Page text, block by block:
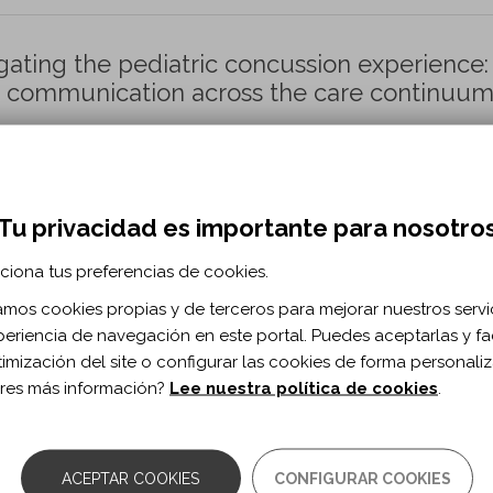
the pediatric concussion experience:
across the care
P, Ratcliffe J, Hall A, Gioia GA, Jain S, Sathian U, Simon
n. 4
nre220220
disorders of consciousness: A voxel-
A, Bruno MA, Gosseries O, Laureys S,
privacidad es importante para
tus preferencias de cookies.
cookies propias y de terceros para mejorar nuestros
de navegación en este portal. Puedes aceptarlas y
del site o configurar las cookies de forma
más información? Lee nuestra política de cookies
ACEPTAR COOKIES CONFIGURAR COOKIES